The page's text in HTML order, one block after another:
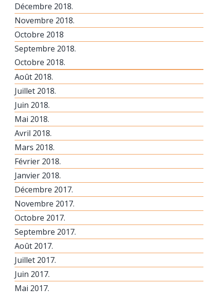
Décembre 2018.
Novembre 2018.
Octobre 2018
Septembre 2018.
Octobre 2018.
Août 2018.
Juillet 2018.
Juin 2018.
Mai 2018.
Avril 2018.
Mars 2018.
Février 2018.
Janvier 2018.
Décembre 2017.
Novembre 2017.
Octobre 2017.
Septembre 2017.
Août 2017.
Juillet 2017.
Juin 2017.
Mai 2017.